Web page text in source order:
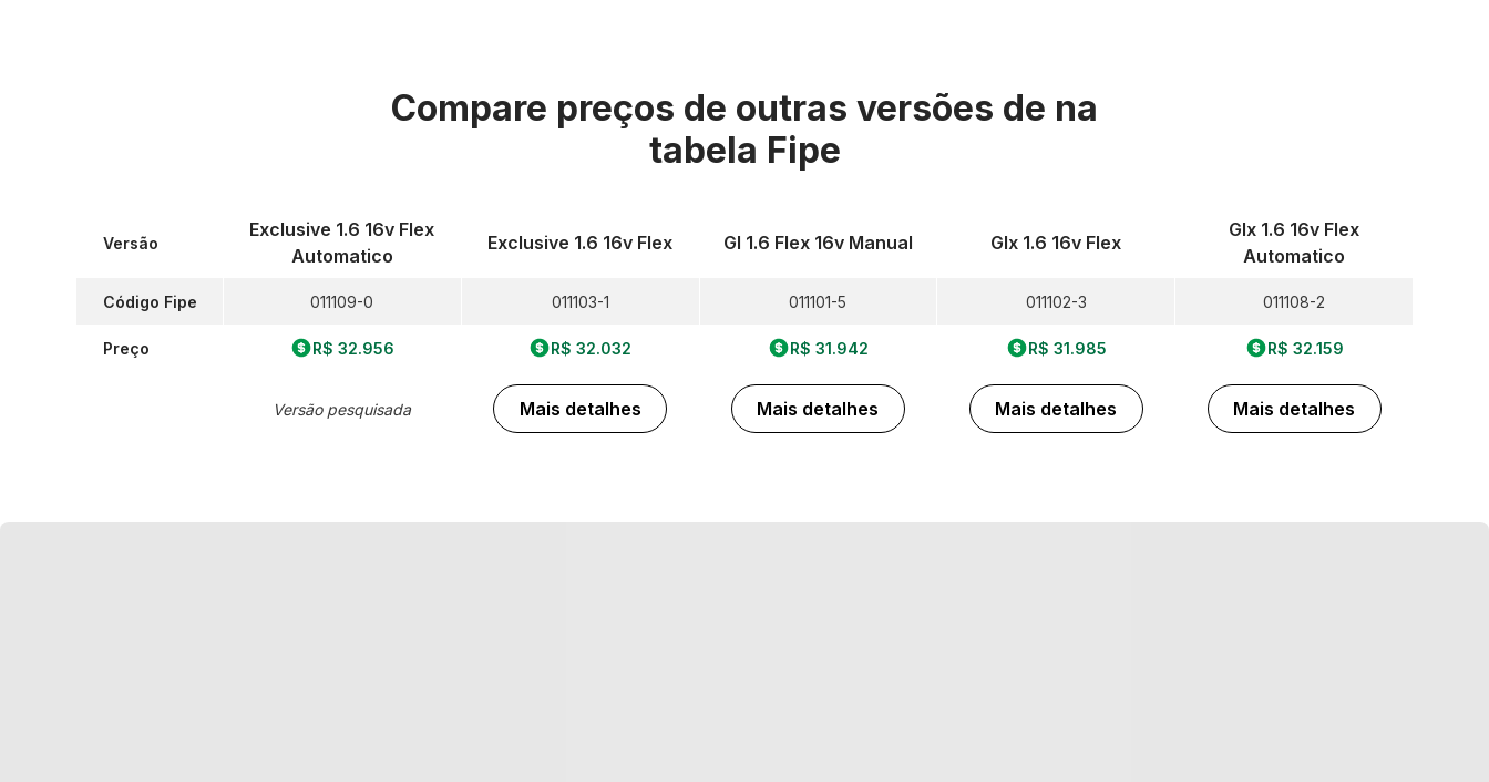
Compare preços de outras versões de na
tabela Fipe
Versão
Código Fipe
Preço
Exclusive 1.6 16v Flex
Automatico
011109-0
R$ 32.956
Versão pesquisada
Exclusive 1.6 16v Flex
011103-1
R$ 32.032
Mais detalhes
Gl 1.6 Flex 16v Manual
011101-5
R$ 31.942
Mais detalhes
Glx 1.6 16v Flex
011102-3
R$ 31.985
Mais detalhes
Glx 1.6 16v Flex
Automatico
011108-2
R$ 32.159
Mais detalhes